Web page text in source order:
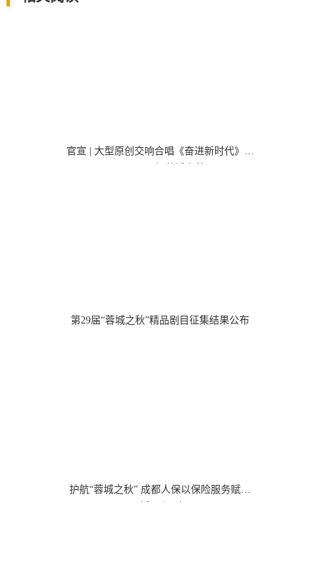
官宣 | 大型原创交响合唱《奋进新时代》10
第29届“蓉城之秋”精品剧目征集结果公布
护航“蓉城之秋” 成都人保以保险服务赋能